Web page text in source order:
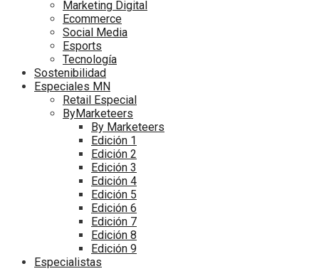
Marketing Digital
Ecommerce
Social Media
Esports
Tecnología
Sostenibilidad
Especiales MN
Retail Especial
ByMarketeers
By Marketeers
Edición 1
Edición 2
Edición 3
Edición 4
Edición 5
Edición 6
Edición 7
Edición 8
Edición 9
Especialistas